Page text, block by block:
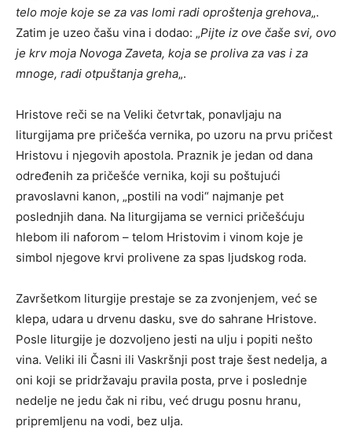
telo moje koje se za vas lomi radi oproštenja grehova„.
Zatim je uzeo čašu vina i dodao: „Pijte iz ove čaše svi, ovo
je krv moja Novoga Zaveta, koja se proliva za vas i za
mnoge, radi otpuštanja greha„.
Hristove reči se na Veliki četvrtak, ponavljaju na
liturgijama pre pričešća vernika, po uzoru na prvu pričest
Hristovu i njegovih apostola. Praznik je jedan od dana
određenih za pričešće vernika, koji su poštujući
pravoslavni kanon, „postili na vodi“ najmanje pet
poslednjih dana. Na liturgijama se vernici pričešćuju
hlebom ili naforom – telom Hristovim i vinom koje je
simbol njegove krvi prolivene za spas ljudskog roda.
Završetkom liturgije prestaje se za zvonjenjem, već se
klepa, udara u drvenu dasku, sve do sahrane Hristove.
Posle liturgije je dozvoljeno jesti na ulju i popiti nešto
vina. Veliki ili Časni ili Vaskršnji post traje šest nedelja, a
oni koji se pridržavaju pravila posta, prve i poslednje
nedelje ne jedu čak ni ribu, već drugu posnu hranu,
pripremljenu na vodi, bez ulja.